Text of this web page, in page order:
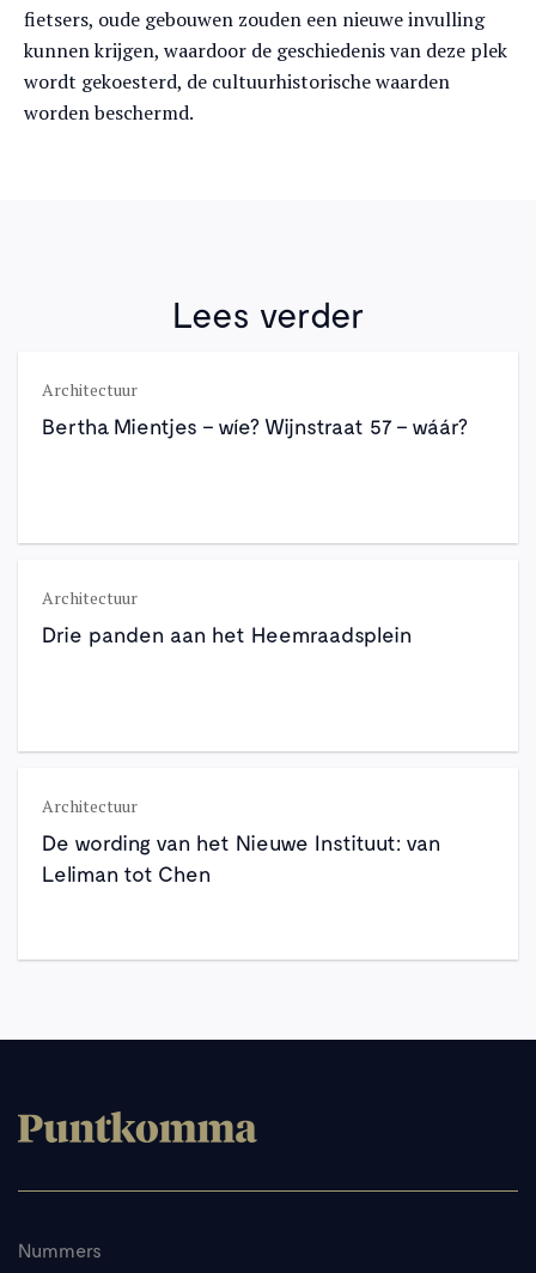
fietsers, oude gebouwen zouden een nieuwe invulling
kunnen krijgen, waardoor de geschiedenis van deze plek
wordt gekoesterd, de cultuurhistorische waarden
worden beschermd.
Lees verder
Architectuur
Bertha Mientjes – wíe? Wijnstraat 57 – wáár?
Architectuur
Drie panden aan het Heemraadsplein
Architectuur
De wording van het Nieuwe Instituut: van
Leliman tot Chen
Nummers